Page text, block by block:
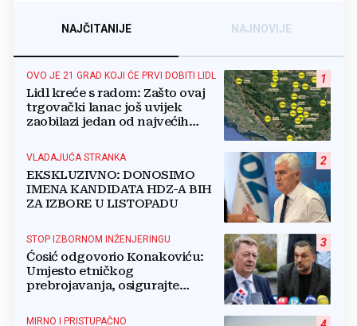
NAJČITANIJE NAJNOVIJE
1
OVO JE 21 GRAD KOJI ĆE PRVI DOBITI LIDL
Lidl kreće s radom: Zašto ovaj
trgovački lanac još uvijek
zaobilazi jedan od najvećih
2
VLADAJUĆA STRANKA
EKSKLUZIVNO: DONOSIMO
IMENA KANDIDATA HDZ-A BIH
ZA IZBORE U LISTOPADU
3
STOP IZBORNOM INŽENJERINGU
Ćosić odgovorio Konakoviću:
Umjesto etničkog
prebrojavanja, osigurajte
MIRNO I PRISTUPAČNO